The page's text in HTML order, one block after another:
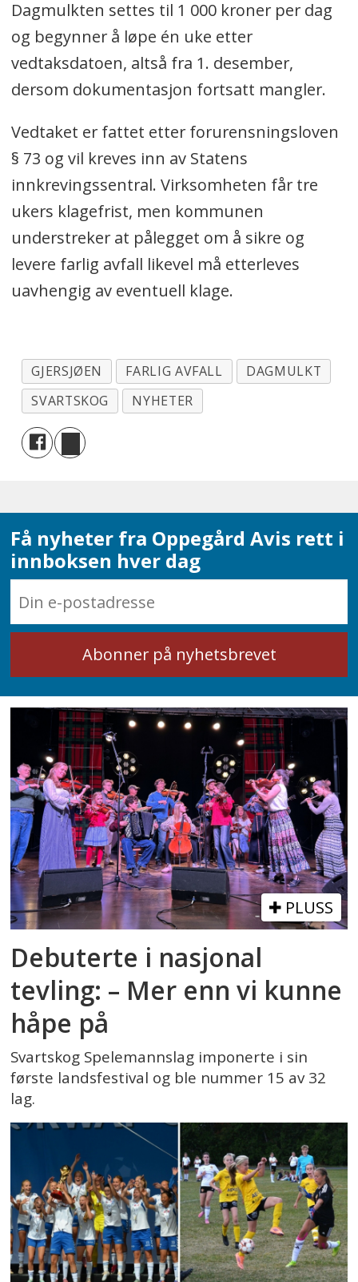
Dagmulkten settes til 1 000 kroner per dag
og begynner å løpe én uke etter
vedtaksdatoen, altså fra 1. desember,
dersom dokumentasjon fortsatt mangler.
Vedtaket er fattet etter forurensningsloven
§ 73 og vil kreves inn av Statens
innkrevingssentral. Virksomheten får tre
ukers klagefrist, men kommunen
understreker at pålegget om å sikre og
levere farlig avfall likevel må etterleves
uavhengig av eventuell klage.
GJERSJØEN FARLIG AVFALL
DAGMULKT
SVARTSKOG
NYHETER
Få nyheter fra Oppegård Avis rett i
innboksen hver dag
PLUSS
Debuterte i nasjonal
tevling: – Mer enn vi kunne
håpe på
Svartskog Spelemannslag imponerte i sin
første landsfestival og ble nummer 15 av 32
lag.